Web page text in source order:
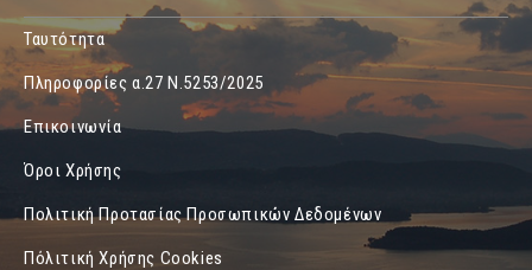
Ταυτότητα
Πληροφορίες α.27 Ν.5253/2025
Επικοινωνία
Όροι Χρήσης
Πολιτική Προτασίας Προσωπικών Δεδομένων
Πόλιτική Χρήσης Cookies